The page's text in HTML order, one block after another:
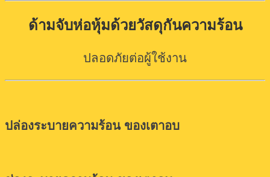
ด้ามจับห่อหุ้มด้วยวัสดุกันความร้อน
ปลอดภัยต่อผู้ใช้งาน
ปล่องระบายความร้อน ของเตาอบ